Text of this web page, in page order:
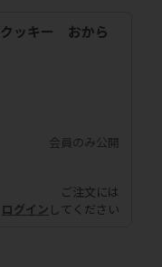
ッキー おから
会員のみ公開
ご注文には
ログイン してください